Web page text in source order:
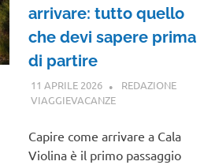
arrivare: tutto quello
che devi sapere prima
di partire
11 APRILE 2026
REDAZIONE
VIAGGIEVACANZEGUIDE
Capire come arrivare a Cala
Violina è il primo passaggio